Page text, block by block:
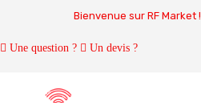
Bienvenue sur RF Market !
Une question ? Un devis ?